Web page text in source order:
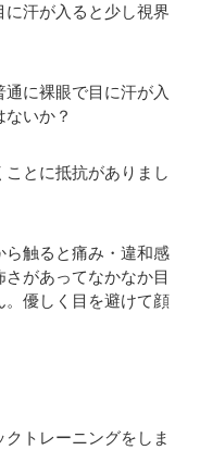
汗が入ると少し視界
に裸眼で目に汗が入
いか？
とに抵抗がありまし
ら触ると痛み・違和感
があってなかなか目
優しく目を避けて顔
トレーニングをしま